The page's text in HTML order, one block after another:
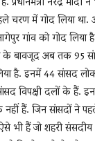
चरण में गोद लिया
गांव को गोद लिया
बावजूद अब तक 95
है. इनमें 44 सांसद
विपक्षी दलों के हैं.
हैं. जिन सांसदों ने
भी हैं जो शहरी